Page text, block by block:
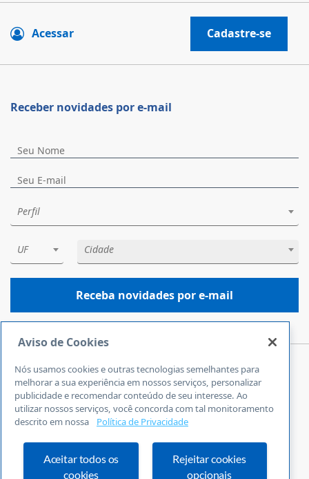
Acessar Cadastre-se
Central de Atendimento
0800 570 0800
24 horas por dia
Fale Conosco
Ouvidoria
Receber novidades por e-mail
Perfil
UF Cidade
Receba novidades por e-mail
Aviso de Cookies
Nós usamos cookies e outras tecnologias semelhantes para
melhorar a sua experiência em nossos serviços, personalizar
publicidade e recomendar conteúdo de seu interesse. Ao
utilizar nossos serviços, você concorda com tal monitoramento
descrito em nossa
Política de Privacidade
Aceitar todos os
cookies
Rejeitar cookies
opcionais